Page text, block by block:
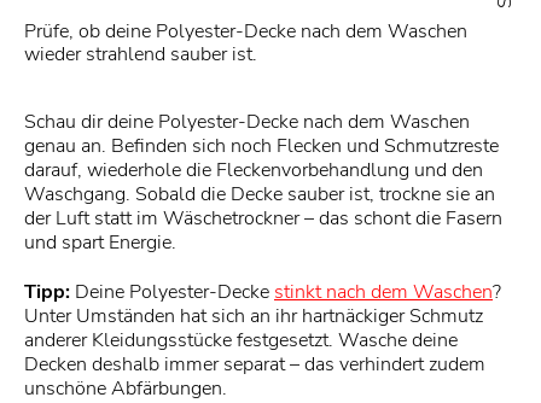
Prüfe, ob deine Polyester-Decke nach dem Waschen
wieder strahlend sauber ist.
Schau dir deine Polyester-Decke nach dem Waschen
genau an. Befinden sich noch Flecken und Schmutzreste
darauf, wiederhole die Fleckenvorbehandlung und den
Waschgang. Sobald die Decke sauber ist, trockne sie an
der Luft statt im Wäschetrockner – das schont die Fasern
und spart Energie.
Tipp: Deine Polyester-Decke stinkt nach dem Waschen?
Unter Umständen hat sich an ihr hartnäckiger Schmutz
anderer Kleidungsstücke festgesetzt. Wasche deine
Decken deshalb immer separat – das verhindert zudem
unschöne Abfärbungen.